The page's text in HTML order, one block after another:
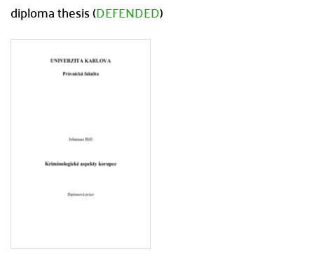
diploma thesis (DEFENDED)